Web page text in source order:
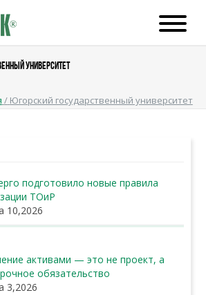
УНИВЕРСИТЕТ
/ Югорский государственный университет
подготовило новые правила
ТОиР
10,2026
активами — это не проект, а
обязательство
3,2026